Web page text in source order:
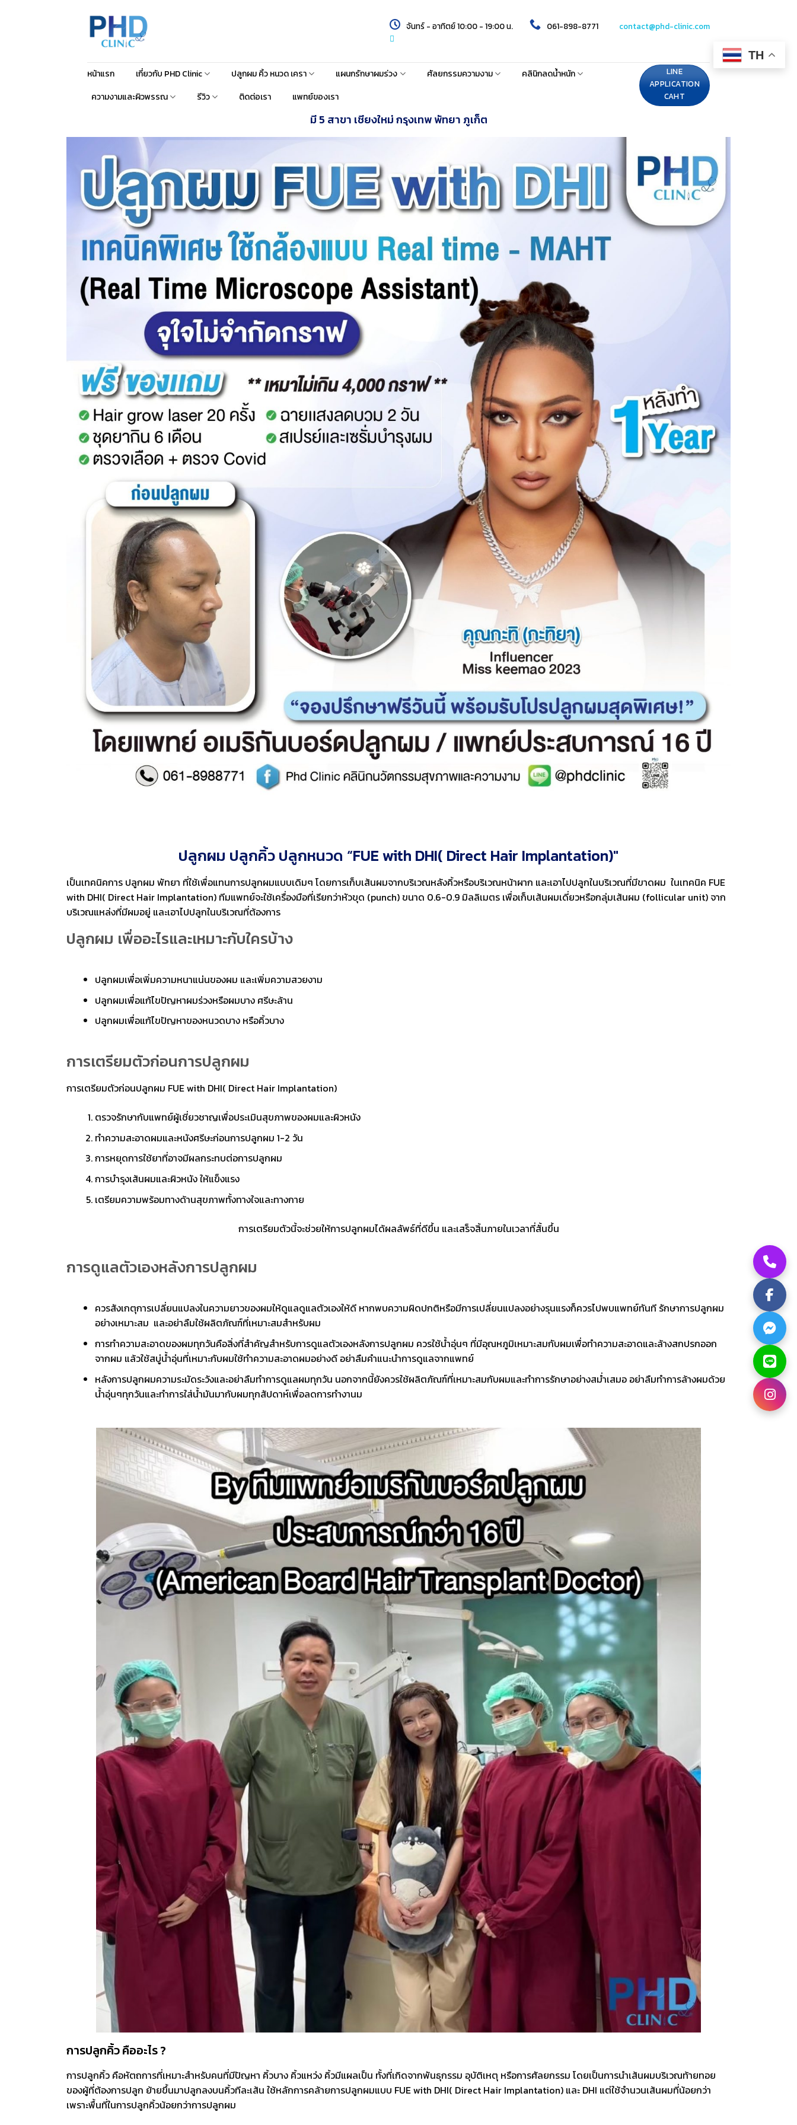
จันทร์ - อาทิตย์ 10:00 - 19:00 น. 061-898-8771 contact@phd-clinic.com
หน้าแรก เกี่ยวกับ PHD Clinic ปลูกผม คิ้ว หนวด เครา แผนกรักษาผมร่วง ศัลยกรรมความงาม
คลินิกลดน้ำหนัก
ความงามและผิวพรรณ
รีวิว ติดต่อเรา แพทย์ของเรา
LINE
APPLICATION
CAHT
มี 5 สาขา เชียงใหม่ กรุงเทพ พัทยา ภูเก็ต
ปลูกผม ปลูกคิ้ว ปลูกหนวด “FUE with DHI( Direct Hair Implantation)"
เป็นเทคนิคการ ปลูกผม พัทยา ที่ใช้เพื่อแทนการปลูกผมแบบเดิมๆ โดยการเก็บเส้นผมจากบริเวณหลังคิ้วหรือบริเวณหน้าผาก และเอาไปปลูกในบริเวณที่มีขาดผม ในเทคนิค FUE
with DHI( Direct Hair Implantation) ทีมแพทย์จะใช้เครื่องมือที่เรียกว่าหัวขุด (punch) ขนาด 0.6-0.9 มิลลิเมตร เพื่อเก็บเส้นผมเดี่ยวหรือกลุ่มเส้นผม (follicular unit) จาก
บริเวณแหล่งที่มีผมอยู่ และเอาไปปลูกในบริเวณที่ต้องการ
ปลูกผม เพื่ออะไรและเหมาะกับใครบ้าง
ปลูกผมเพื่อเพิ่มความหนาแน่นของผม และเพิ่มความสวยงาม
ปลูกผมเพื่อแก้ไขปัญหาผมร่วงหรือผมบาง ศรีษะล้าน
ปลูกผมเพื่อแก้ไขปัญหาของหนวดบาง หรือคิ้วบาง
การเตรียมตัวก่อนการปลูกผม
การเตรียมตัวก่อนปลูกผม FUE with DHI( Direct Hair Implantation)
ตรวจรักษากับแพทย์ผู้เชี่ยวชาญเพื่อประเมินสุขภาพของผมและผิวหนัง
ทำความสะอาดผมและหนังศรีษะก่อนการปลูกผม 1-2 วัน
การหยุดการใช้ยาที่อาจมีผลกระทบต่อการปลูกผม
การบำรุงเส้นผมและผิวหนัง ให้แข็งแรง
เตรียมความพร้อมทางด้านสุขภาพทั้งทางใจและทางกาย
การเตรียมตัวนี้จะช่วยให้การปลูกผมได้ผลลัพธ์ที่ดีขึ้น และเสร็จสิ้นภายในเวลาที่สั้นขึ้น
การดูแลตัวเองหลังการปลูกผม
ควรสังเกตุการเปลี่ยนแปลงในความยาวของผมให้ดูแลดูแลตัวเองให้ดี หากพบความผิดปกติหรือมีการเปลี่ยนแปลงอย่างรุนแรงก็ควรไปพบแพทย์ทันที รักษาการปลูกผม
อย่างเหมาะสม และอย่าลืมใช้ผลิตภัณฑ์ที่เหมาะสมสำหรับผม
การทำความสะอาดของผมทุกวันคือสิ่งที่สำคัญสำหรับการดูแลตัวเองหลังการปลูกผม ควรใช้น้ำอุ่นๆ ที่มีอุณหภูมิเหมาะสมกับผมเพื่อทำความสะอาดและล้างสกปรกออก
จากผม แล้วใช้สบู่น้ำอุ่นที่เหมาะกับผมใช้ทำความสะอาดผมอย่างดี อย่าลืมคำแนะนำการดูแลจากแพทย์
หลังการปลูกผมความระมัดระวังและอย่าลืมทำการดูแลผมทุกวัน นอกจากนี้ยังควรใช้ผลิตภัณฑ์ที่เหมาะสมกับผมและทำการรักษาอย่างสม่ำเสมอ อย่าลืมทำการล้างผมด้วย
น้ำอุ่นๆทุกวันและทำการใส่น้ำมันมากับผมทุกสัปดาห์เพื่อลดการทำงานม
การปลูกคิ้ว คืออะไร ?
การปลูกคิ้ว คือหัตถการที่เหมาะสำหรับคนที่มีปัญหา คิ้วบาง คิ้วแหว่ง คิ้วมีแผลเป็น ทั้งที่เกิดจากพันธุกรรม อุบัติเหตุ หรือการศัลยกรรม โดยเป็นการนำเส้นผมบริเวณท้ายทอย
ของผู้ที่ต้องการปลูก ย้ายขึ้นมาปลูกลงบนคิ้วทีละเส้น ใช้หลักการคล้ายการปลูกผมแบบ FUE with DHI( Direct Hair Implantation) และ DHI แต่ใช้จำนวนเส้นผมที่น้อยกว่า
เพราะพื้นที่ในการปลูกคิ้วน้อยกว่าการปลูกผม
TH